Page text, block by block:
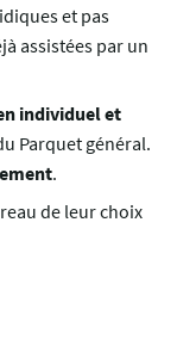
et pas
assistées par un
individuel et
Parquet général.
.
de leur choix